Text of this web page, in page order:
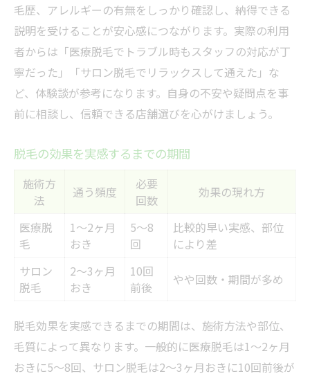
毛歴、アレルギーの有無をしっかり確認し、納得できる
説明を受けることが安心感につながります。実際の利用
者からは「医療脱毛でトラブル時もスタッフの対応が丁
寧だった」「サロン脱毛でリラックスして通えた」な
ど、体験談が参考になります。自身の不安や疑問点を事
前に相談し、信頼できる店舗選びを心がけましょう。
脱毛の効果を実感するまでの期間
施術方
法
通う頻度
必要
回数
効果の現れ方
医療脱
毛
1〜2ヶ月
おき
5〜8
回
比較的早い実感、部位
により差
サロン
脱毛
2〜3ヶ月
おき
10回
前後
やや回数・期間が多め
脱毛効果を実感できるまでの期間は、施術方法や部位、
毛質によって異なります。一般的に医療脱毛は1〜2ヶ月
おきに5〜8回、サロン脱毛は2〜3ヶ月おきに10回前後が